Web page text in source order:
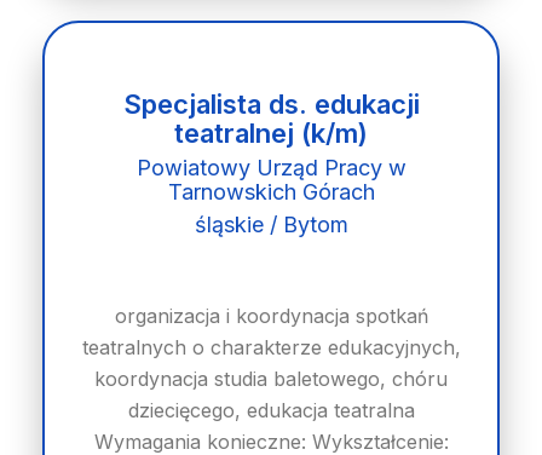
Specjalista ds. edukacji
teatralnej (k/m)
Powiatowy Urząd Pracy w
Tarnowskich Górach
śląskie / Bytom
organizacja i koordynacja spotkań
teatralnych o charakterze edukacyjnych,
koordynacja studia baletowego, chóru
dziecięcego, edukacja teatralna
Wymagania konieczne: Wykształcenie: